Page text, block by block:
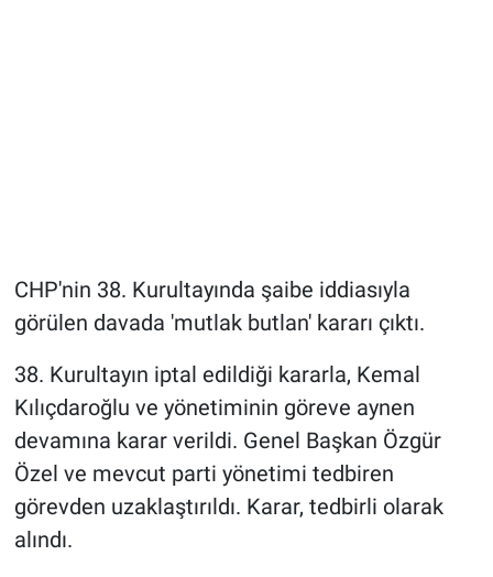
CHP'nin 38. Kurultayında şaibe iddiasıyla
görülen davada 'mutlak butlan' kararı çıktı.
38. Kurultayın iptal edildiği kararla, Kemal
Kılıçdaroğlu ve yönetiminin göreve aynen
devamına karar verildi. Genel Başkan Özgür
Özel ve mevcut parti yönetimi tedbiren
görevden uzaklaştırıldı. Karar, tedbirli olarak
alındı.